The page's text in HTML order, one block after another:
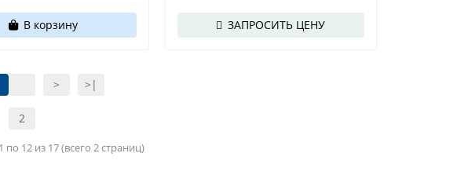
В корзину ЗАПРОСИТЬ ЦЕНУ
2
> >|
по 12 из 17 (всего 2 страниц)